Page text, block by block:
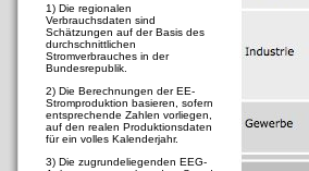
1) Die regionalen
Verbrauchsdaten sind
Schätzungen auf der Basis des
durchschnittlichen
Stromverbrauches in der
Bundesrepublik.
2) Die Berechnungen der EE-
Stromproduktion basieren, sofern
entsprechende Zahlen vorliegen,
auf den realen Produktionsdaten
für ein volles Kalenderjahr.
3) Die zugrundeliegenden EEG-